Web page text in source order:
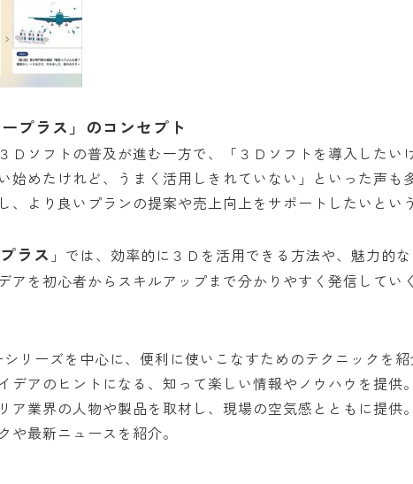
プラス」のコンセプト
Ｄソフトの普及が進む一方で、「３Ｄソフトを導入したい
始めたけれど、うまく活用しきれていない」といった声も
、より良いプランの提案や売上向上をサポートしたいとい
ラス 」では、効率的に３Ｄを活用できる方法や、魅力的
アを初心者からスキルアップまで分かりやすく発信していく
リーズを中心に、便利に使いこなすためのテクニックを紹
デアのヒントになる、知って楽しい情報やノウハウを提供。
ア業界の人物や製品を取材し、現場の空気感とともに提供。
や最新ニュースを紹介。